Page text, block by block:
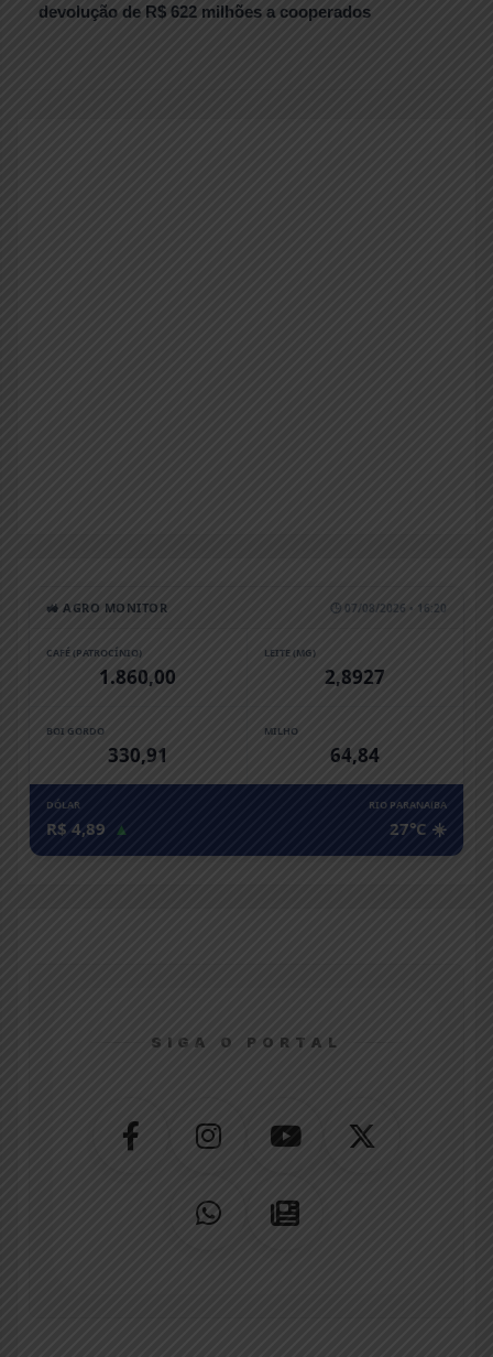
devolução de R$ 622 milhões a cooperados
🚜 AGRO MONITOR 🕒 07/08/2026 • 16:20
CAFÉ (PATROCÍNIO)
1.860,00
LEITE (MG)
2,8927
BOI GORDO
330,91
MILHO
64,84
DÓLAR
R$ 4,89 ▲
RIO PARANAíBA
27°C ☀️
SIGA O PORTAL